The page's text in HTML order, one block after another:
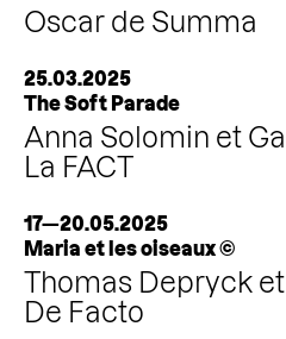
Oscar de Summa
25.03.2025
The Soft Parade
Anna Solomin et
La FACT
17—20.05.2025
Maria et les oiseaux ©
Thomas Depryck
De Facto